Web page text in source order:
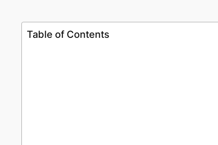
Table of Contents